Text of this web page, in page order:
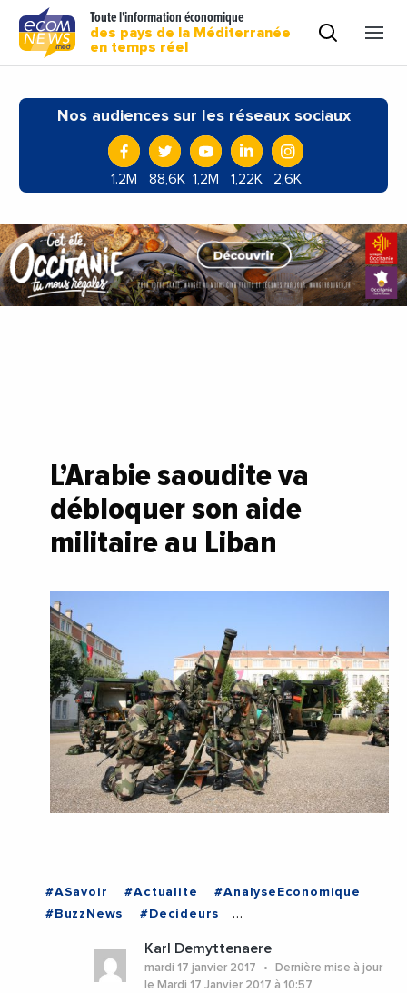
Toute l'information économique
des pays de la Méditerranée
en temps réel
Nos audiences sur les réseaux sociaux
1.2M 88,6K 1,2M 1,22K 2,6K
L’Arabie saoudite va
débloquer son aide
militaire au Liban
#ASavoir #Actualite
#AnalyseEconomique
#BuzzNews
#Decideurs
#EnDirectDe
#Politique
Karl Demyttenaere
mardi 17 janvier 2017
Dernière mise à jour
le Mardi 17 Janvier 2017 à 10:57